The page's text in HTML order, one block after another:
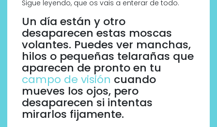
Sigue leyendo, que os vais a enterar de todo.
Un día están y otro
desaparecen estas moscas
volantes. Puedes ver manchas,
hilos o pequeñas telarañas que
aparecen de pronto en tu
campo de visión cuando
mueves los ojos, pero
desaparecen si intentas
mirarlos fijamente.